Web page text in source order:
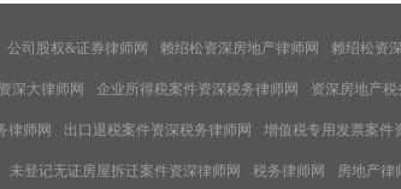
公司股权&证券律师网 赖绍松资深房地产律师网 赖绍松资
深大律师网 企业所得税案件资深税务律师网 资深房地产税
律师网 出口退税案件资深税务律师网 增值税专用发票案件
未登记无证房屋拆迁案件资深律师网 税务律师网 房地产律